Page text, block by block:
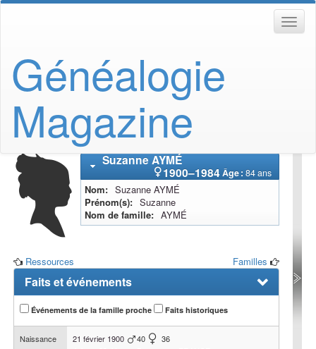
Généalogie
Magazine
SuzanneAYMÉ
1900–1984Âge : 84 ans
Nom Suzanne AYMÉ
Prénom(s)
Suzanne
Nom de famille
AYMÉ
Ressources Familles
Faits et événements
Événements de la famille proche Faits historiques
Naissance 21 février 1900 40
36